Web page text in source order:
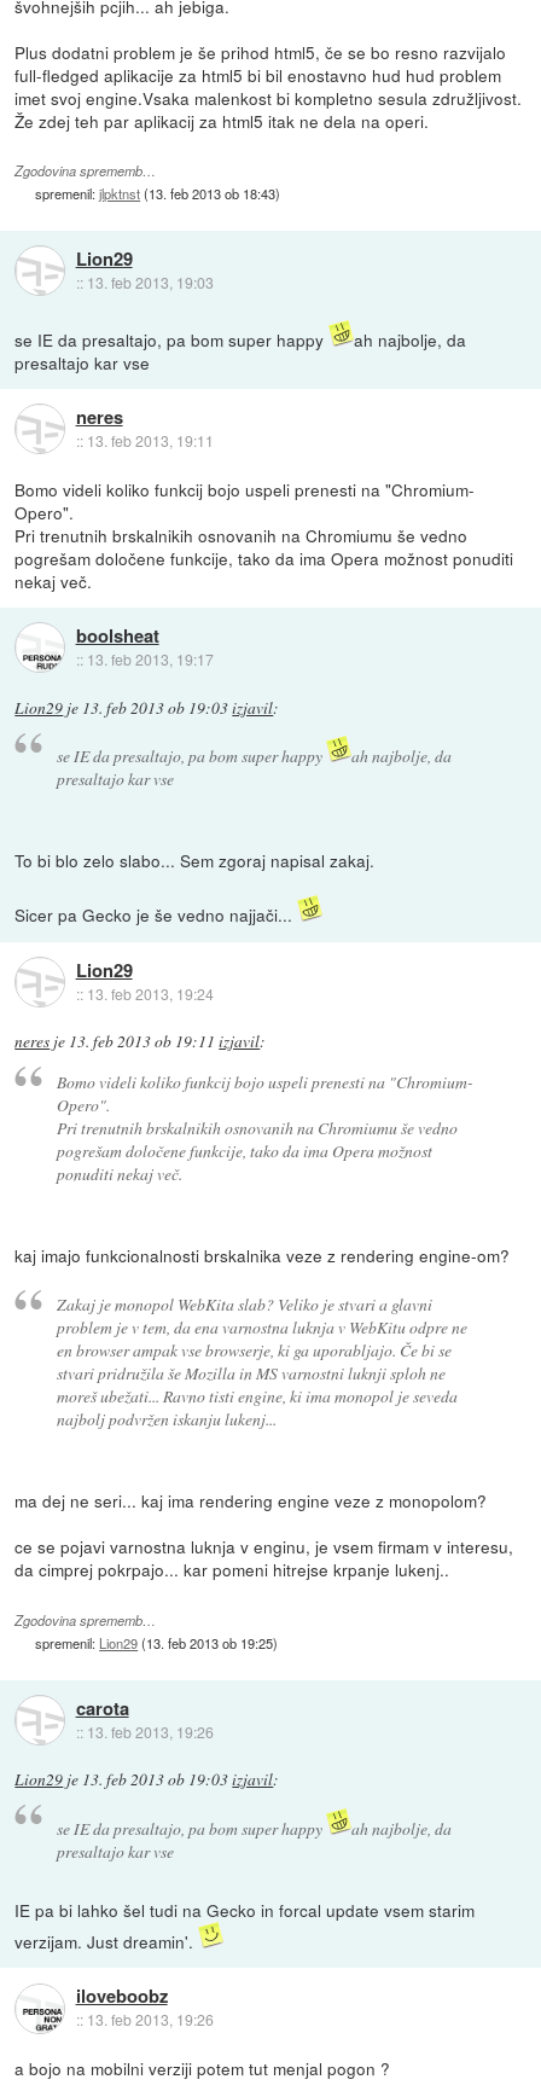
švohnejših pcjih... ah jebiga.
Plus dodatni problem je še prihod html5, če se bo resno razvijalo
full-fledged aplikacije za html5 bi bil enostavno hud hud problem
imet svoj engine.Vsaka malenkost bi kompletno sesula združljivost.
Že zdej teh par aplikacij za html5 itak ne dela na operi.
Zgodovina sprememb…
spremenil:jlpktnst(13. feb 2013 ob 18:43)
Lion29
:: 13. feb 2013, 19:03
se IE da presaltajo, pa bom super happy
ah najbolje, da
presaltajo kar vse
neres
:: 13. feb 2013, 19:11
Bomo videli koliko funkcij bojo uspeli prenesti na "Chromium-
Opero".
Pri trenutnih brskalnikih osnovanih na Chromiumu še vedno
pogrešam določene funkcije, tako da ima Opera možnost ponuditi
nekaj več.
boolsheat
:: 13. feb 2013, 19:17
Lion29 je 13. feb 2013 ob 19:03izjavil:
se IE da presaltajo, pa bom super happy
ah najbolje, da
presaltajo kar vse
To bi blo zelo slabo... Sem zgoraj napisal zakaj.
Sicer pa Gecko je še vedno najjači...
Lion29
:: 13. feb 2013, 19:24
neres je 13. feb 2013 ob 19:11 izjavil:
Bomo videli koliko funkcij bojo uspeli prenesti na "Chromium-
Opero".
Pri trenutnih brskalnikih osnovanih na Chromiumu še vedno
pogrešam določene funkcije, tako da ima Opera možnost
ponuditi nekaj več.
kaj imajo funkcionalnosti brskalnika veze z rendering engine-om?
Zakaj je monopol WebKita slab? Veliko je stvari a glavni
problem je v tem, da ena varnostna luknja v WebKitu odpre ne
en browser ampak vse browserje, ki ga uporabljajo. Če bi se
stvari pridružila še Mozilla in MS varnostni luknji sploh ne
moreš ubežati... Ravno tisti engine, ki ima monopol je seveda
najbolj podvržen iskanju lukenj...
ma dej ne seri... kaj ima rendering engine veze z monopolom?
ce se pojavi varnostna luknja v enginu, je vsem firmam v interesu,
da cimprej pokrpajo... kar pomeni hitrejse krpanje lukenj..
Zgodovina sprememb…
spremenil: Lion29(13. feb 2013 ob 19:25)
carota
:: 13. feb 2013, 19:26
Lion29 je 13. feb 2013 ob 19:03izjavil:
se IE da presaltajo, pa bom super happy
ah najbolje, da
presaltajo kar vse
IE pa bi lahko šel tudi na Gecko in forcal update vsem starim
verzijam. Just dreamin'.
iloveboobz
:: 13. feb 2013, 19:26
a bojo na mobilni verziji potem tut menjal pogon ?